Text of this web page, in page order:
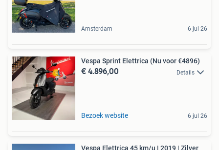
Amsterdam 6 jul 26
Vespa Sprint Elettrica (Nu voor €4896)
€ 4.896,00 Details
Bezoek website 6 jul 26
Vespa Elettrica 45 km/u | 2019 | Zilver